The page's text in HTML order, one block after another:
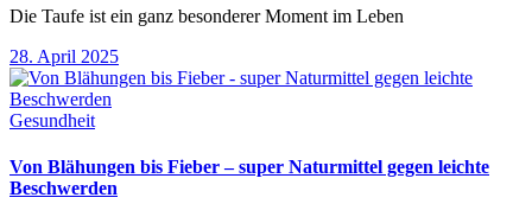
Die Taufe ist ein ganz besonderer Moment im Leben
28. April 2025
Gesundheit
Von Blähungen bis Fieber – super Naturmittel gegen leichte
Beschwerden